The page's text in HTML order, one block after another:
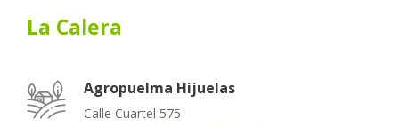
La Calera
Agropuelma Hijuelas
Calle Cuartel 575